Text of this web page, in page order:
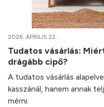
2026. ÁPRILIS 22.
Tudatos vásárlás:
drágább cipő?
A tudatos vásárlás
kasszánál, hanem annak
mérni.